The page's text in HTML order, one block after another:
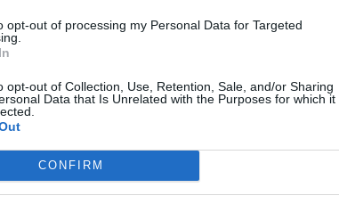
opt-out of processing my Personal Data for Targeted
opt-out of Collection, Use, Retention, Sale, and/or Sharing
Data that Is Unrelated with the Purposes for which it
CONFIRM
públic és habitual que en tots els
o advocats. També seria lògic que hi
en servei transversal. La formació
economistes servim per a tot.
catalana?
economia tan exportadora com la catalana